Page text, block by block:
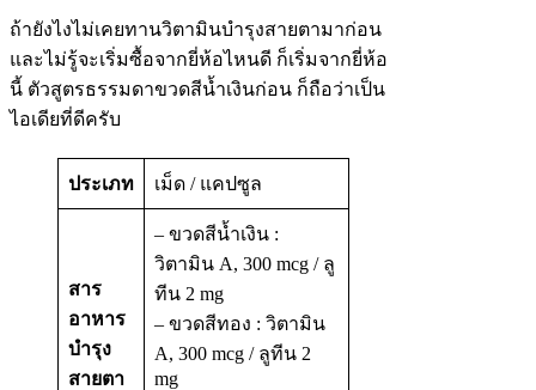
ถ้ายังไงไม่เคยทานวิตามินบำรุงสายตามาก่อน
และไม่รู้จะเริ่มซื้อจากยี่ห้อไหนดี ก็เริ่มจากยี่ห้อ
นี้ ตัวสูตรธรรมดาขวดสีน้ำเงินก่อน ก็ถือว่าเป็น
ไอเดียที่ดีครับ
ประเภท เม็ด / แคปซูล
สาร
อาหาร
บำรุง
สายตา
– ขวดสีน้ำเงิน :
วิตามิน A, 300 mcg / ลู
ทีน 2 mg
– ขวดสีทอง : วิตามิน
A, 300 mcg / ลูทีน 2
mg